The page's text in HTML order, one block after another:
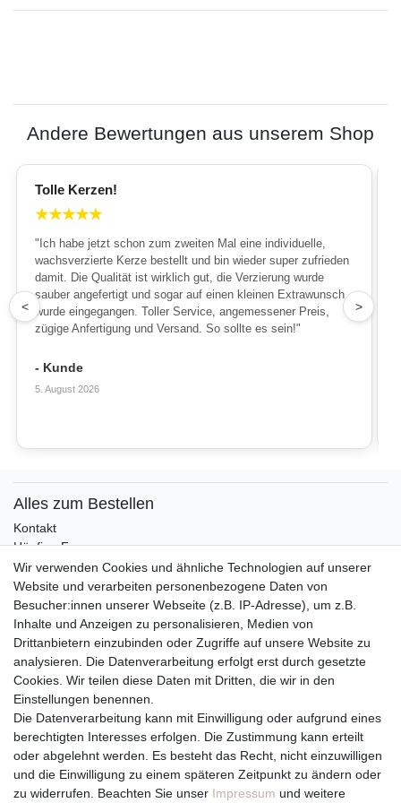
Andere Bewertungen aus unserem Shop
Tolle Kerzen!
★★★★★
"Ich habe jetzt schon zum zweiten Mal eine individuelle,
wachsverzierte Kerze bestellt und bin wieder super zufrieden
damit. Die Qualität ist wirklich gut, die Verzierung wurde
sauber angefertigt und sogar auf einen kleinen Extrawunsch
wurde eingegangen. Toller Service, angemessener Preis,
zügige Anfertigung und Versand. So sollte es sein!"
- Kunde
5. August 2026
< >
Alles zum Bestellen
Kontakt
Häufige Fragen
Zahlungsmöglichkeiten
Versandbedingungen
Widerrufsrecht
Vertrag widerrufen
Über uns und unsere Kerzen
Team
Unternehmen / Philosophie
Kerzenpflege und Abbrennhinweise
Unsere Kerzenlieferanten
Du erreichst uns von
Wir verwenden Cookies und ähnliche Technologien auf unserer
Website und verarbeiten personenbezogene Daten von
Besucher:innen unserer Webseite (z.B. IP-Adresse), um z.B.
Inhalte und Anzeigen zu personalisieren, Medien von
Drittanbietern einzubinden oder Zugriffe auf unsere Website zu
analysieren. Die Datenverarbeitung erfolgt erst durch gesetzte
Cookies. Wir teilen diese Daten mit Dritten, die wir in den
Einstellungen benennen.
Die Datenverarbeitung kann mit Einwilligung oder aufgrund eines
berechtigten Interesses erfolgen. Die Zustimmung kann erteilt
oder abgelehnt werden. Es besteht das Recht, nicht einzuwilligen
und die Einwilligung zu einem späteren Zeitpunkt zu ändern oder
zu widerrufen. Beachten Sie unser Impressum und weitere